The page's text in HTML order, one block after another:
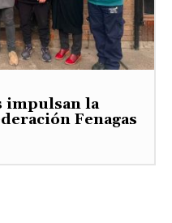
impulsan la
Fenagas